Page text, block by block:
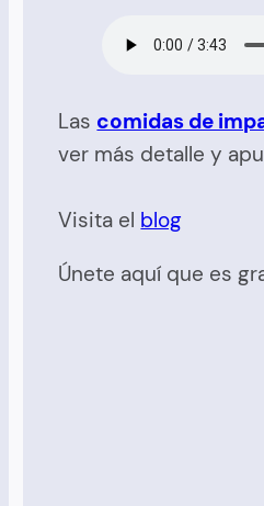
Las comidas de
ver más detalle y
Visita el blog
Únete aquí que es